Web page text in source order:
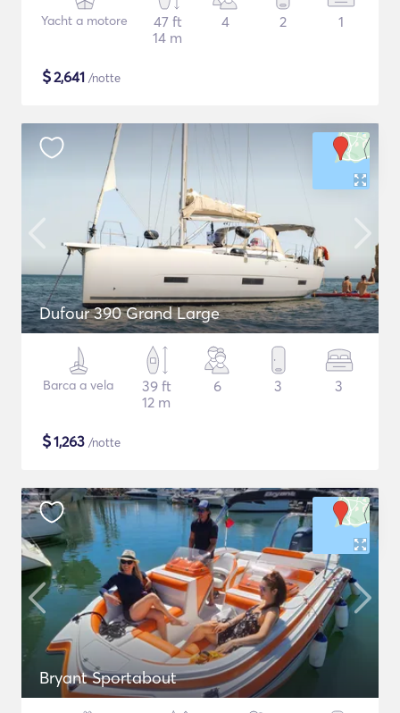
Yacht a motore
47 ft
14 m
4 2 1
$2,641 /notte
Dufour 390 Grand Large
Barca a vela
39 ft
12 m
6 3 3
$1,263 /notte
Bryant Sportabout